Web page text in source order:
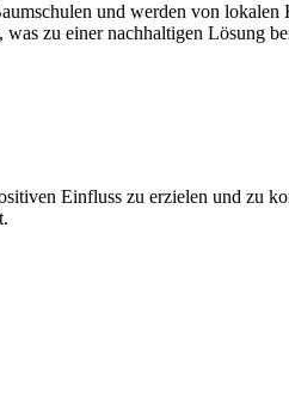
und werden von lokalen
zu einer nachhaltigen Lösung
Einfluss zu erzielen und zu